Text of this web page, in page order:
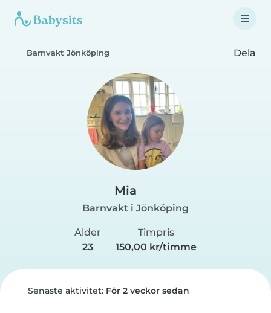
Barnvakt Jönköping Dela
Mia
Barnvakt i Jönköping
Ålder
23
Timpris
150,00 kr/timme
Senaste aktivitet: För 2 veckor sedan